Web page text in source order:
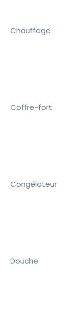
Chauffage
Coffre-fort
Congélateur
Douche